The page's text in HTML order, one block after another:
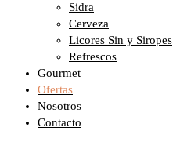
Sidra
Cerveza
Licores Sin y Siropes
Refrescos
Gourmet
Ofertas
Nosotros
Contacto